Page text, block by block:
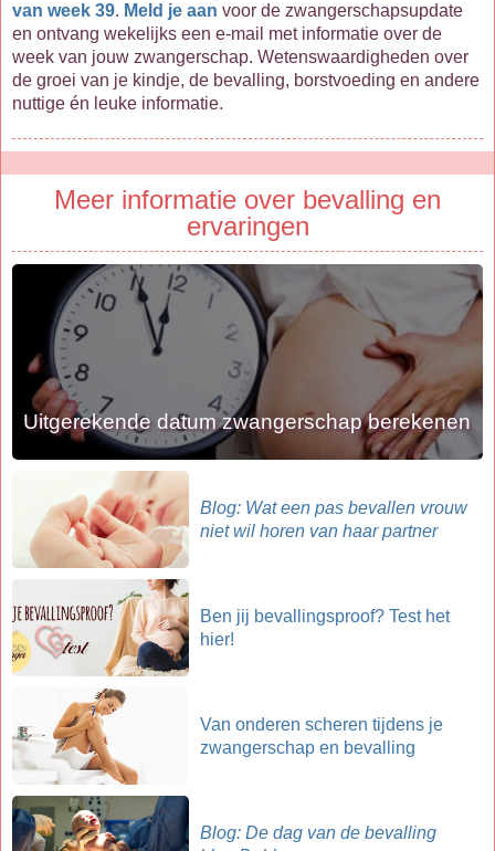
van week 39. Meld je aan voor de zwangerschapsupdate
en ontvang wekelijks een e-mail met informatie over de
week van jouw zwangerschap. Wetenswaardigheden over
de groei van je kindje, de bevalling, borstvoeding en andere
nuttige én leuke informatie.
Meer informatie over bevalling en
ervaringen
Uitgerekende datum zwangerschap berekenen
Blog: Wat een pas bevallen vrouw
niet wil horen van haar partner
Ben jij bevallingsproof? Test het
hier!
Van onderen scheren tijdens je
zwangerschap en bevalling
Blog: De dag van de bevalling